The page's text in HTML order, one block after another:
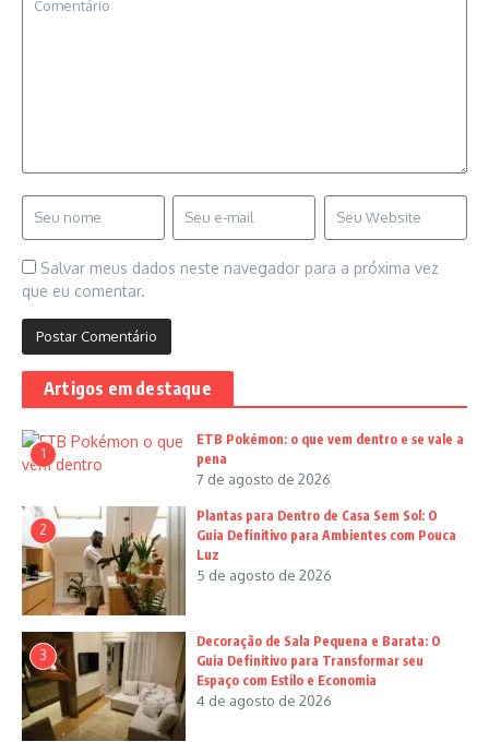
Salvar meus dados neste navegador para a próxima vez
que eu comentar.
Artigos em destaque
1
ETB Pokémon: o que vem dentro e se vale a
pena
7 de agosto de 2026
2
Plantas para Dentro de Casa Sem Sol: O
Guia Definitivo para Ambientes com Pouca
Luz
5 de agosto de 2026
3
Decoração de Sala Pequena e Barata: O
Guia Definitivo para Transformar seu
Espaço com Estilo e Economia
4 de agosto de 2026